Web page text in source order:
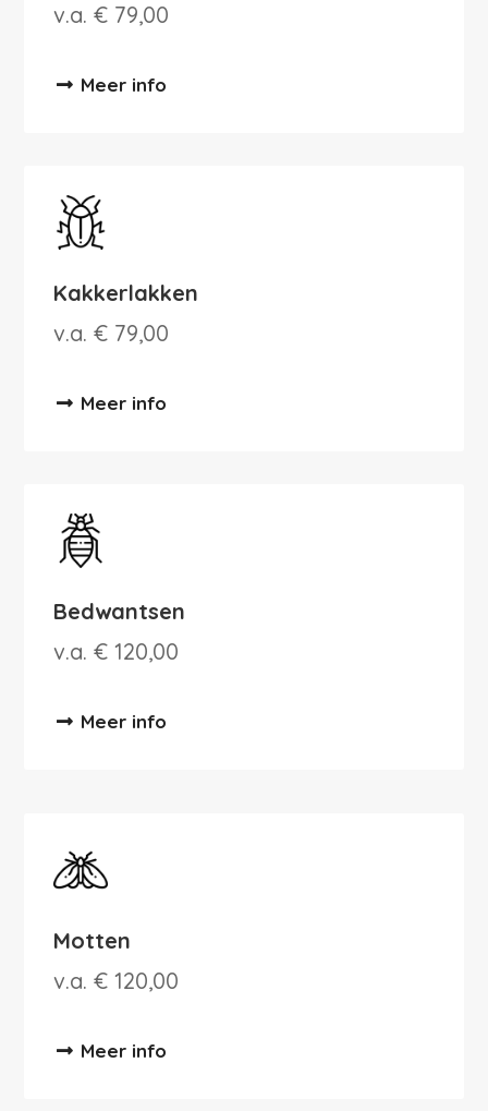
v.a. € 79,00
Meer info
Kakkerlakken
v.a. € 79,00
Meer info
Bedwantsen
v.a. € 120,00
Meer info
Motten
v.a. € 120,00
Meer info